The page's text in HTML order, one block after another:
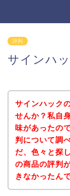
評判
サインハ
サインハック
せんか？私自
味があったの
判について調
だ、色々と探
の商品の評判
きなかったん